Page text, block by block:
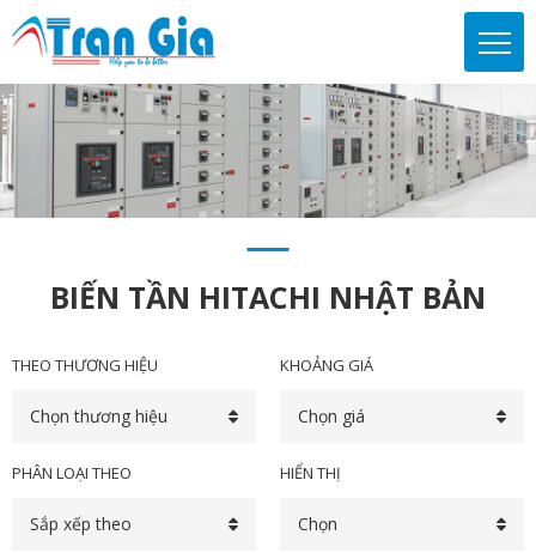
BIẾN TẦN HITACHI NHẬT BẢN
THEO THƯƠNG HIỆU
Chọn thương hiệu
KHOẢNG GIÁ
Chọn giá
PHÂN LOẠI THEO
Sắp xếp theo
HIỂN THỊ
Chọn